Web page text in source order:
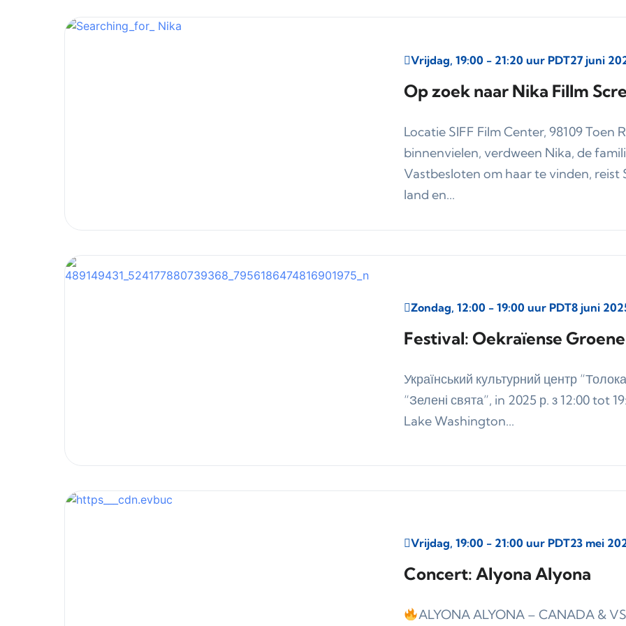
Op zoek naar Nika Fillm
Vrijdag, 19:00 - 21:20 uur PDT27 juni
Locatie SIFF Film Center, 98109 Toen
binnenvielen, verdween Nika, de
Vastbesloten om haar te vinden,
land en...
Festival: Oekraïense
Zondag, 12:00 - 19:00 uur PDT8 juni
Український культурний центр
“Зелені свята”, in 2025 р. з 12:00 tot
Lake Washington...
Concert: Alyona Alyona
Vrijdag, 19:00 - 21:00 uur PDT23 mei
ALYONA ALYONA – CANADA &